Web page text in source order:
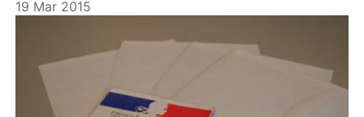
19 Mar 2015